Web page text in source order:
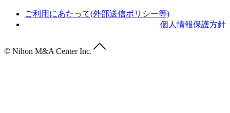
ご利用にあたって(外部送信ポリシー等)
個人情報保護方針
© Nihon M&A Center Inc.